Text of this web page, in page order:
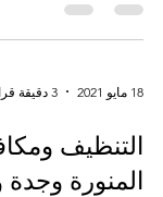
18 مايو 2021 3 دقيقة قراءة
التنظيف
المنورة وجدة